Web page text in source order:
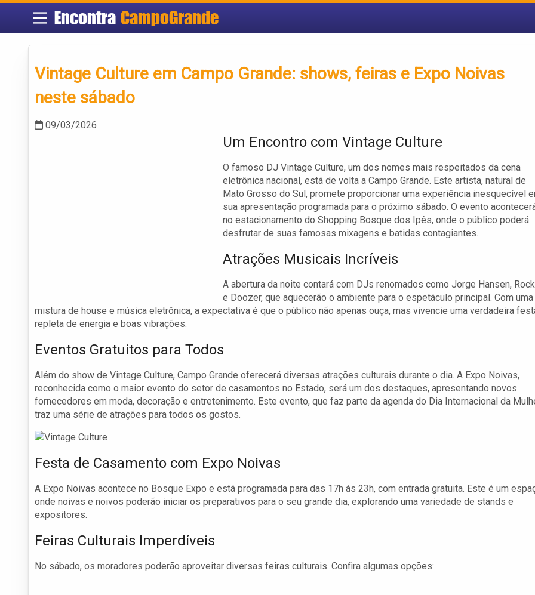
Encontra CampoGrande
Vintage Culture em Campo Grande: shows, feiras e Expo Noivas
neste sábado
09/03/2026
Um Encontro com Vintage Culture
O famoso DJ Vintage Culture, um dos nomes mais respeitados da cena
eletrônica nacional, está de volta a Campo Grande. Este artista, natural de
Mato Grosso do Sul, promete proporcionar uma experiência inesquecível
sua apresentação programada para o próximo sábado. O evento
no estacionamento do Shopping Bosque dos Ipês, onde o público poderá
desfrutar de suas famosas mixagens e batidas contagiantes.
Atrações Musicais Incríveis
A abertura da noite contará com DJs renomados como Jorge Hansen,
e Doozer, que aquecerão o ambiente para o espetáculo principal. Com uma
mistura de house e música eletrônica, a expectativa é que o público não apenas ouça, mas vivencie uma verdadeira
repleta de energia e boas vibrações.
Eventos Gratuitos para Todos
Além do show de Vintage Culture, Campo Grande oferecerá diversas atrações culturais durante o dia. A Expo Noivas,
reconhecida como o maior evento do setor de casamentos no Estado, será um dos destaques, apresentando novos
fornecedores em moda, decoração e entretenimento. Este evento, que faz parte da agenda do Dia Internacional da
traz uma série de atrações para todos os gostos.
Festa de Casamento com Expo Noivas
A Expo Noivas acontece no Bosque Expo e está programada para das 17h às 23h, com entrada gratuita. Este é um
onde noivas e noivos poderão iniciar os preparativos para o seu grande dia, explorando uma variedade de stands e
expositores.
Feiras Culturais Imperdíveis
No sábado, os moradores poderão aproveitar diversas feiras culturais. Confira algumas opções: